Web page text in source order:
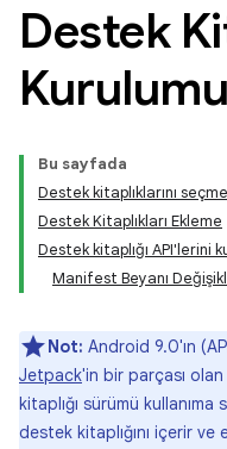
Destek
Kurulumu
Bu sayfada
Destek kitaplıklarını seçme
Destek Kitaplıkları Ekleme
Destek kitaplığı API'lerini
Manifest Beyanı
Not: Android 9.0'ın
Jetpack'in bir parçası olan
kitaplığı sürümü
destek kitaplığını içerir